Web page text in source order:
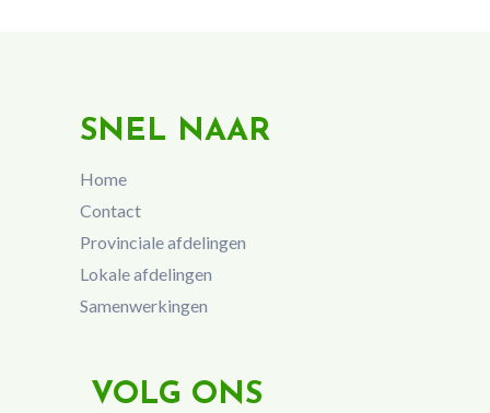
SNEL NAAR
Home
Contact
Provinciale afdelingen
Lokale afdelingen
Samenwerkingen
VOLG ONS